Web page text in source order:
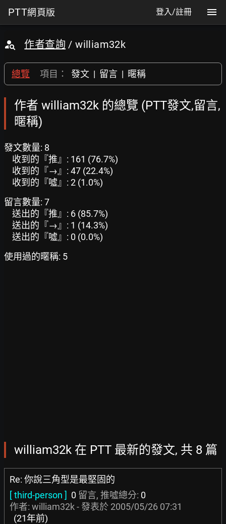
PTT網頁版 登入/註冊
作者查詢 / william32k
總覽 項目： 發文 | 留言 | 暱稱
作者 william32k 的總覽 (PTT發文,留言,
暱稱)
發文數量: 8
收到的『推』: 161 (76.7%)
收到的『→』: 47 (22.4%)
收到的『噓』: 2 (1.0%)
留言數量: 7
送出的『推』: 6 (85.7%)
送出的『→』: 1 (14.3%)
送出的『噓』: 0 (0.0%)
使用過的暱稱: 5
william32k 在 PTT 最新的發文, 共 8 篇
Re: 你說三角型是最堅固的
[ third-person ] 0 留言, 推噓總分: 0
作者: william32k - 發表於 2005/05/26 07:31
(21年前)